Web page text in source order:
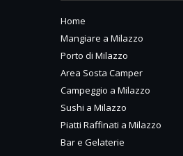
Home
Mangiare a Milazzo
Porto di Milazzo
Area Sosta Camper
Campeggio a Milazzo
Sushi a Milazzo
Piatti Raffinati a Milazzo
Bar e Gelaterie